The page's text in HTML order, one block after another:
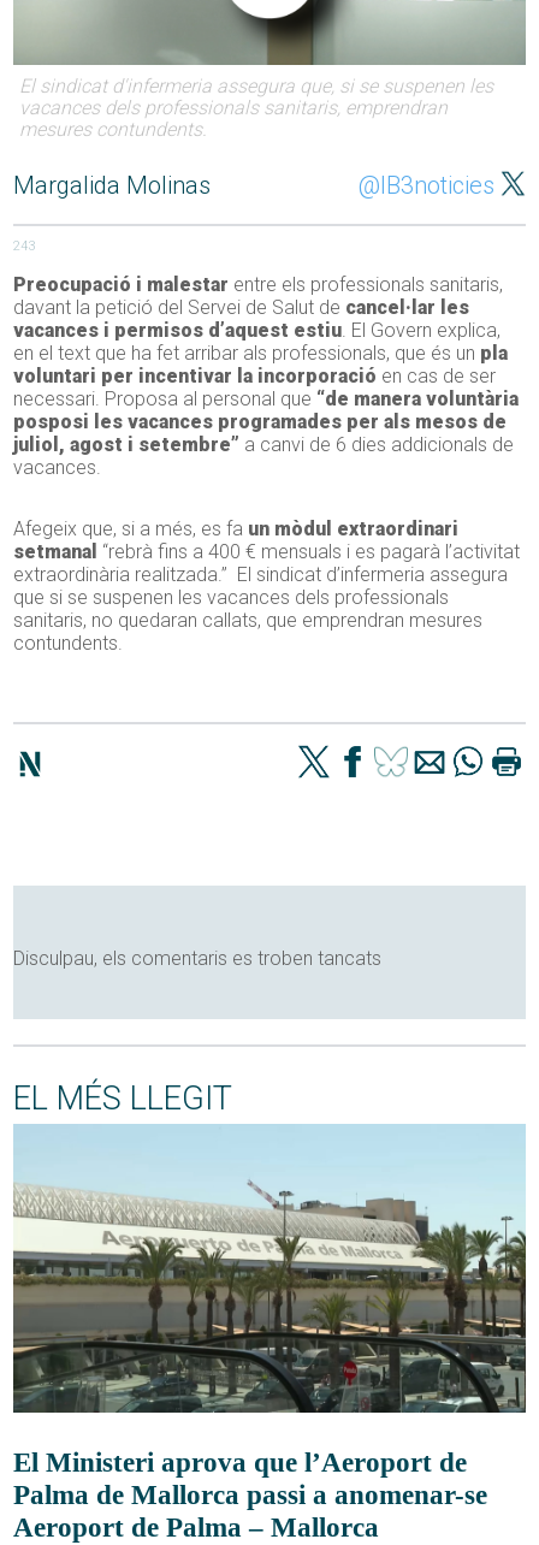
El sindicat d'infermeria assegura que, si se suspenen les
vacances dels professionals sanitaris, emprendran
mesures contundents.
Margalida Molinas @IB3noticies
243
Preocupació i malestar entre els professionals sanitaris,
davant la petició del Servei de Salut de cancel·lar les
vacances i permisos d’aquest estiu. El Govern explica,
en el text que ha fet arribar als professionals, que és un pla
voluntari per incentivar la incorporació en cas de ser
necessari. Proposa al personal que “de manera voluntària
posposi les vacances programades per als mesos de
juliol, agost i setembre” a canvi de 6 dies addicionals de
vacances.
Afegeix que, si a més, es fa un mòdul extraordinari
setmanal “rebrà fins a 400 € mensuals i es pagarà l’activitat
extraordinària realitzada.” El sindicat d’infermeria assegura
que si se suspenen les vacances dels professionals
sanitaris, no quedaran callats, que emprendran mesures
contundents.
Disculpau, els comentaris es troben tancats
EL MÉS LLEGIT
El Ministeri aprova que l’Aeroport de
Palma de Mallorca passi a anomenar-se
Aeroport de Palma – Mallorca